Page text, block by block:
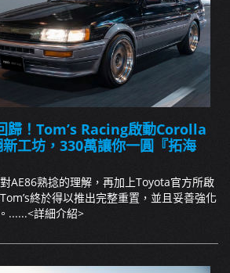
歸！Tom’s Racing啟動Corolla
工坊，330萬讓你一圓『拓海
AE86熟捻的理解，再加上Toyota官方所啟
終於得以推出完整重置，並且妥善強化
......<詳細介紹>